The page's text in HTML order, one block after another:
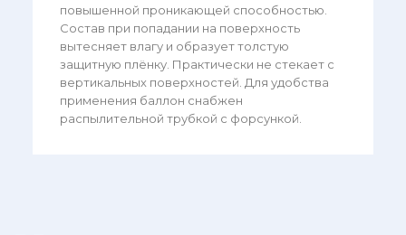
повышенной проникающей способностью.
Состав при попадании на поверхность
вытесняет влагу и образует толстую
защитную плёнку. Практически не стекает с
вертикальных поверхностей. Для удобства
применения баллон снабжен
распылительной трубкой с форсункой.